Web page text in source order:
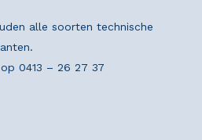
alle soorten technische
0413 – 26 27 37